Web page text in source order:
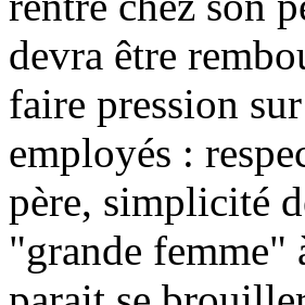
devra être
faire pression
employés :
père, simplicité
"grande femme"